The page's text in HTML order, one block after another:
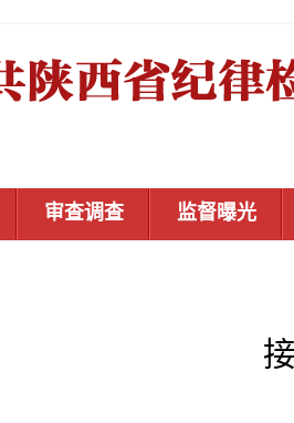
审查调查 监督曝光